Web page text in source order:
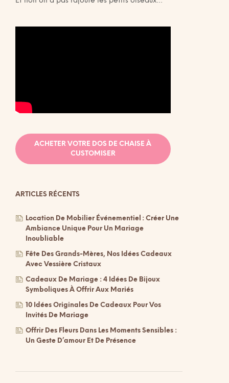
ACHETER VOTRE DOS DE CHAISE À
CUSTOMISER
ARTICLES RÉCENTS
Location De Mobilier Événementiel : Créer Une
Ambiance Unique Pour Un Mariage
Inoubliable
Fête Des Grands-Mères, Nos Idées Cadeaux
Avec Vessière Cristaux
Cadeaux De Mariage : 4 Idées De Bijoux
Symboliques À Offrir Aux Mariés
10 Idées Originales De Cadeaux Pour Vos
Invités De Mariage
Offrir Des Fleurs Dans Les Moments Sensibles :
Un Geste D’amour Et De Présence